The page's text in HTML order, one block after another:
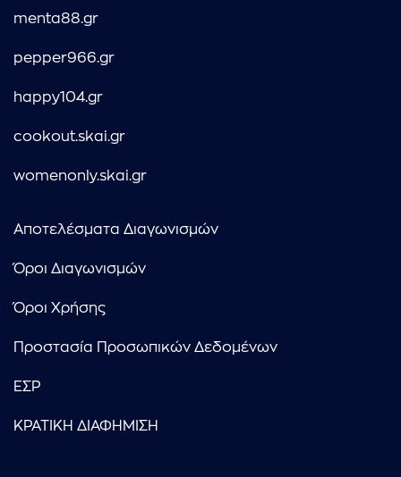
menta88.gr
pepper966.gr
happy104.gr
cookout.skai.gr
womenonly.skai.gr
Αποτελέσματα Διαγωνισμών
Όροι Διαγωνισμών
Όροι Χρήσης
Προστασία Προσωπικών Δεδομένων
ΕΣΡ
ΚΡΑΤΙΚΗ ΔΙΑΦΗΜΙΣΗ